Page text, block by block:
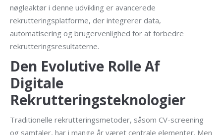
nøgleaktør i denne udvikling er avancerede
rekrutteringsplatforme, der integrerer data,
automatisering og brugervenlighed for at forbedre
rekrutteringsresultaterne.
Den Evolutive Rolle Af
Digitale
Rekrutteringsteknologier
Traditionelle rekrutteringsmetoder, såsom CV-screening
og samtaler, har i mange år været centrale elementer. Men